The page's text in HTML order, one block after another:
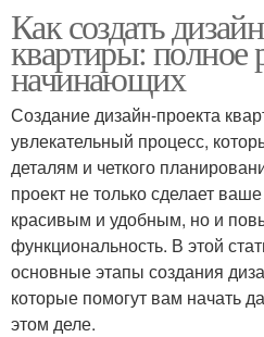
Как создать
квартиры: полное
начинающих
Создание дизайн-проекта
увлекательный процесс,
деталям и четкого
проект не только сделает
красивым и удобным, но и
функциональность. В этой
основные этапы создания
которые помогут вам начать
этом деле.